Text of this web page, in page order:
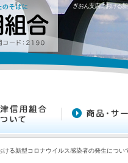
ぎおん支店における
る新型コロナウイルス感染者の発生につい